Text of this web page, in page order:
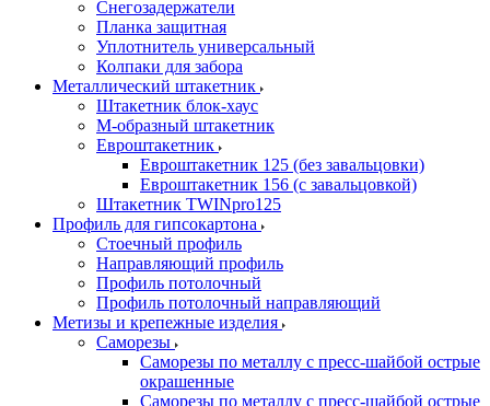
Снегозадержатели
Планка защитная
Уплотнитель универсальный
Колпаки для забора
Металлический штакетник
Штакетник блок-хаус
М-образный штакетник
Евроштакетник
Евроштакетник 125 (без завальцовки)
Евроштакетник 156 (с завальцовкой)
Штакетник TWINpro125
Профиль для гипсокартона
Стоечный профиль
Направляющий профиль
Профиль потолочный
Профиль потолочный направляющий
Метизы и крепежные изделия
Саморезы
Саморезы по металлу с пресс-шайбой острые
окрашенные
Саморезы по металлу с пресс-шайбой острые